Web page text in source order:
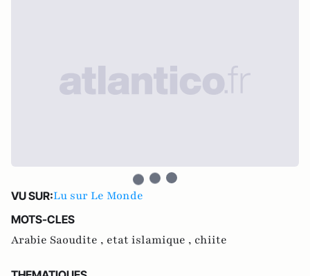
VU SUR:Lu sur Le Monde
MOTS-CLES
Arabie Saoudite , etat islamique , chiite